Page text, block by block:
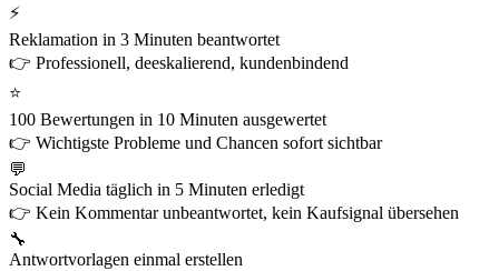
⚡
Reklamation in 3 Minuten beantwortet
👉 Professionell, deeskalierend, kundenbindend
⭐
100 Bewertungen in 10 Minuten ausgewertet
👉 Wichtigste Probleme und Chancen sofort sichtbar
💬
Social Media täglich in 5 Minuten erledigt
👉 Kein Kommentar unbeantwortet, kein Kaufsignal übersehen
🔧
Antwortvorlagen einmal erstellen